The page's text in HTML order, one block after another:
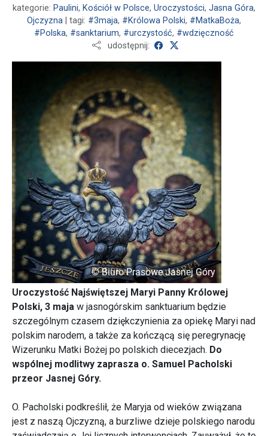
kategorie: Paulini, Kościół w Polsce, Uroczystości, Jasna Góra,
Ojczyzna | tagi: #3maja, #Królowa Polski, #MatkaBoża,
#Polska, #sanktarium, #urczystość, #wdzięczność
udostępnij:
udostępnij na Facebooku
Uroczystość Najświętszej Maryi Panny Królowej
Polski, 3 maja w jasnogórskim sanktuarium będzie
szczególnym czasem dziękczynienia za opiekę Maryi nad
polskim narodem, a także za kończącą się peregrynację
Wizerunku Matki Bożej po polskich diecezjach. Do
wspólnej modlitwy zaprasza o. Samuel Pacholski
przeor Jasnej Góry.
O. Pacholski podkreślił, że Maryja od wieków związana
jest z naszą Ojczyzną, a burzliwe dzieje polskiego narodu